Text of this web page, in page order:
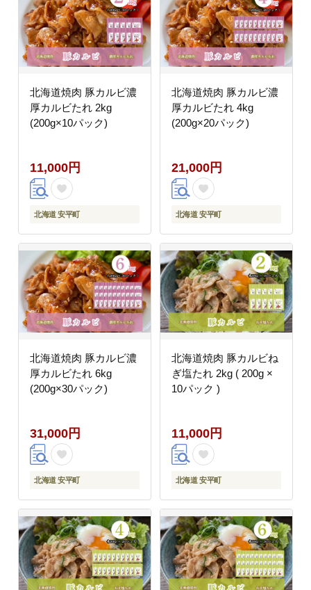
北海道焼肉 豚カルビ濃
厚カルビたれ 2kg
(200g×10パック)
11,000円
北海道 安平町
北海道焼肉 豚カルビ濃
厚カルビたれ 4kg
(200g×20パック)
21,000円
北海道 安平町
北海道焼肉 豚カルビ濃
厚カルビたれ 6kg
(200g×30パック)
31,000円
北海道 安平町
北海道焼肉 豚カルビね
ぎ塩たれ 2kg ( 200g ×
10パック )
11,000円
北海道 安平町